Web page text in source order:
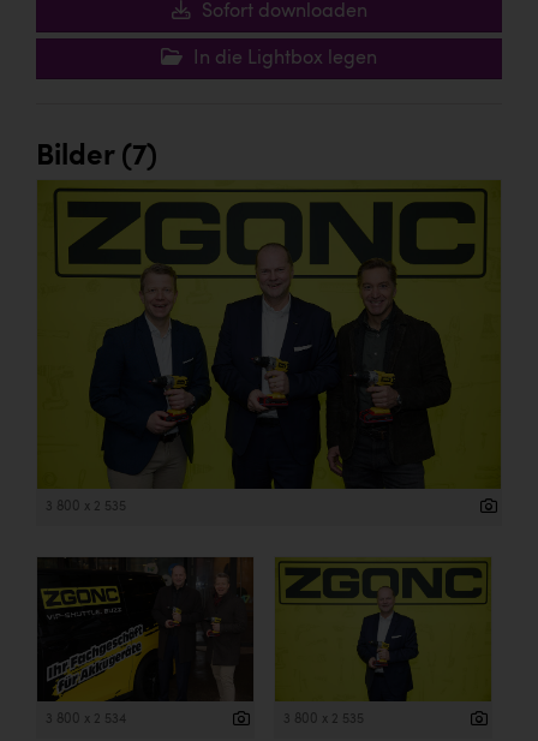
Sofort downloaden
In die Lightbox legen
Bilder (7)
3 800 x 2 535
3 800 x 2 534 3 800 x 2 535